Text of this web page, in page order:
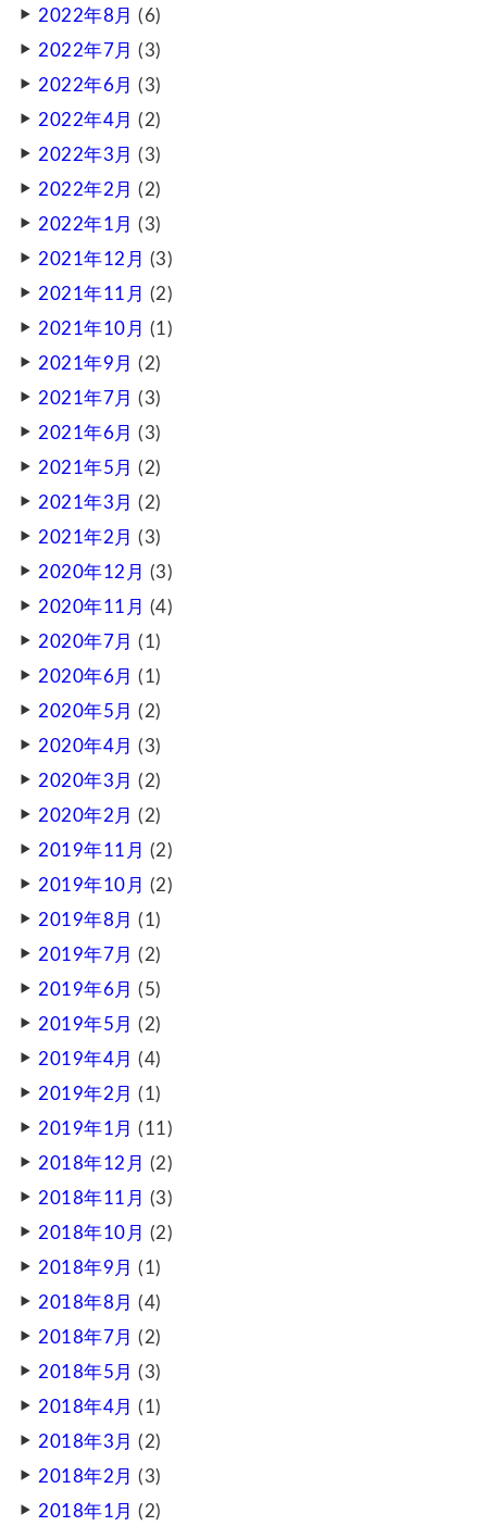
2022年8月 (6)
2022年7月 (3)
2022年6月 (3)
2022年4月 (2)
2022年3月 (3)
2022年2月 (2)
2022年1月 (3)
2021年12月 (3)
2021年11月 (2)
2021年10月 (1)
2021年9月 (2)
2021年7月 (3)
2021年6月 (3)
2021年5月 (2)
2021年3月 (2)
2021年2月 (3)
2020年12月 (3)
2020年11月 (4)
2020年7月 (1)
2020年6月 (1)
2020年5月 (2)
2020年4月 (3)
2020年3月 (2)
2020年2月 (2)
2019年11月 (2)
2019年10月 (2)
2019年8月 (1)
2019年7月 (2)
2019年6月 (5)
2019年5月 (2)
2019年4月 (4)
2019年2月 (1)
2019年1月 (11)
2018年12月 (2)
2018年11月 (3)
2018年10月 (2)
2018年9月 (1)
2018年8月 (4)
2018年7月 (2)
2018年5月 (3)
2018年4月 (1)
2018年3月 (2)
2018年2月 (3)
2018年1月 (2)